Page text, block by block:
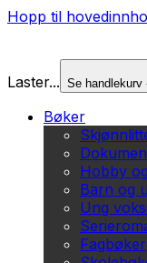
Hopp til
Laster... Se handlekurv
Bøker
Hobby
Barn og
Ung
Fagbøker